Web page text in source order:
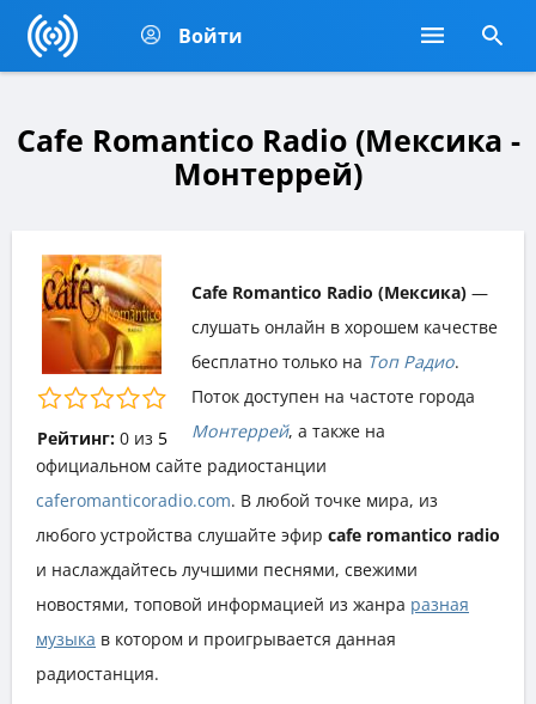
Войти
Cafe Romantico Radio (Мексика -
Монтеррей)
Рейтинг: 0из 5
Cafe Romantico Radio (Мексика) —
слушать онлайн в хорошем качестве
бесплатно только на Топ Радио.
Поток доступен на частоте города
Монтеррей, а также на
официальном сайте радиостанции
caferomanticoradio.com. В любой точке мира, из
любого устройства слушайте эфир cafe romantico radio
и наслаждайтесь лучшими песнями, свежими
новостями, топовой информацией из жанра разная
музыка в котором и проигрывается данная
радиостанция.